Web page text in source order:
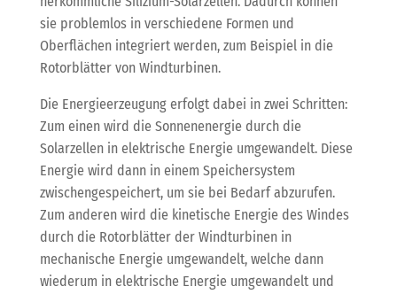
sie problemlos in verschiedene Formen und
Oberflächen integriert werden, zum Beispiel in die
Rotorblätter von Windturbinen.
Die Energieerzeugung erfolgt dabei in zwei Schritten:
Zum einen wird die Sonnenenergie durch die
Solarzellen in elektrische Energie umgewandelt. Diese
Energie wird dann in einem Speichersystem
zwischengespeichert, um sie bei Bedarf abzurufen.
Zum anderen wird die kinetische Energie des Windes
durch die Rotorblätter der Windturbinen in
mechanische Energie umgewandelt, welche dann
wiederum in elektrische Energie umgewandelt und